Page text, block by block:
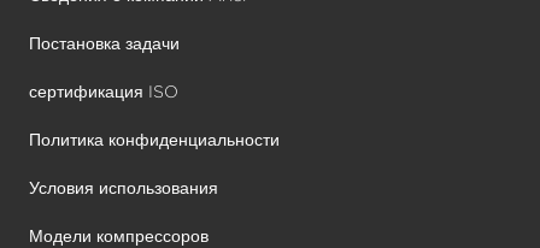
Постановка задачи
сертификация ISO
Политика конфиденциальности
Условия использования
Модели компрессоров